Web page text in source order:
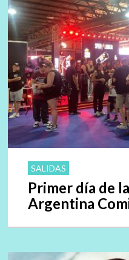
SALIDAS
Primer día de
Argentina